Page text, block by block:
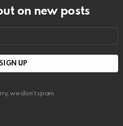
on new posts
we don't spam